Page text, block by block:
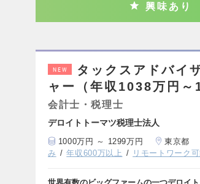
興味あり
NEW
タックスアドバイ
ャー（年収1038万円～
会計士・税理士
デロイトトーマツ税理士法人
1000万円 ～ 1299万円 東京都
み
年収600万以上 リモートワーク